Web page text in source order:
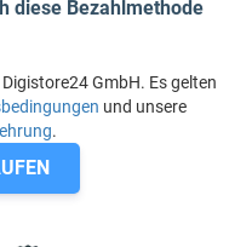
diese Bezahlmethode
GmbH. Es gelten
und unsere
.